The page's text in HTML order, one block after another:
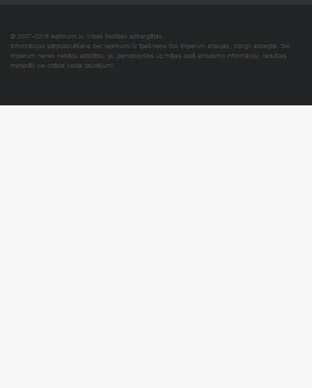
© 2007–2018 Iepirkumi.lv. Visas tiesības aizsargātas.
Informācijas pārpublicēšana bez iepirkumi.lv īpašnieka SIA Imperum atļaujas, stingri aizliegta. SIA
Imperum nenes nekādu atbildību, ja, pamatojoties uz mājas lapā atrodamo informāciju, radušies
materiāli vai citāda veida zaudējumi.